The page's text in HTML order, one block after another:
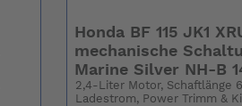
Honda BF 115 JK1
mechanische
Marine Silver NH-B
2,4-Liter Motor, Schaftlänge
Ladestrom, Power Trimm &